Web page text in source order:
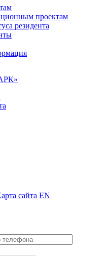
проектам
резидента
сайта EN